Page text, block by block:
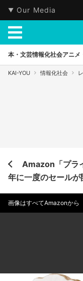
Our Media
本・文芸情報化社会アニメ
KAI-YOU 情報化社会
Amazon「プラ
年に一度のセールが
画像はすべてAmazonから